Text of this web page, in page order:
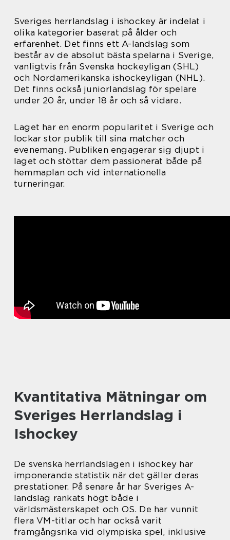
Sveriges herrlandslag i ishockey är indelat i
olika kategorier baserat på ålder och
erfarenhet. Det finns ett A-landslag som
består av de absolut bästa spelarna i Sverige,
vanligtvis från Svenska hockeyligan (SHL)
och Nordamerikanska ishockeyligan (NHL).
Det finns också juniorlandslag för spelare
under 20 år, under 18 år och så vidare.
Laget har en enorm popularitet i Sverige och
lockar stor publik till sina matcher och
evenemang. Publiken engagerar sig djupt i
laget och stöttar dem passionerat både på
hemmaplan och vid internationella
turneringar.
Kvantitativa Mätningar om
Sveriges Herrlandslag i
Ishockey
De svenska herrlandslagen i ishockey har
imponerande statistik när det gäller deras
prestationer. På senare år har Sveriges A-
landslag rankats högt både i
världsmästerskapet och OS. De har vunnit
flera VM-titlar och har också varit
framgångsrika vid olympiska spel, inklusive